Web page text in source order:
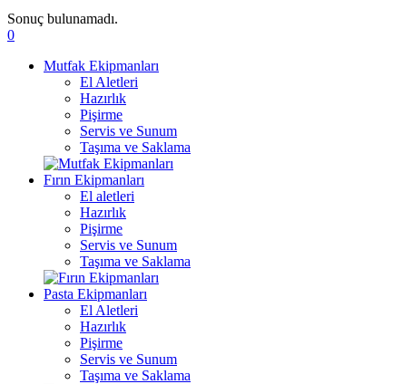
Sonuç bulunamadı.
0
Mutfak Ekipmanları
El Aletleri
Hazırlık
Pişirme
Servis ve Sunum
Taşıma ve Saklama
Fırın Ekipmanları
El aletleri
Hazırlık
Pişirme
Servis ve Sunum
Taşıma ve Saklama
Pasta Ekipmanları
El Aletleri
Hazırlık
Pişirme
Servis ve Sunum
Taşıma ve Saklama